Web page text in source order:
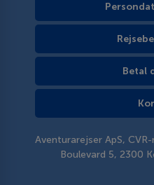
Betal
Aventurarejser ApS,
Boulevard 5, 2300